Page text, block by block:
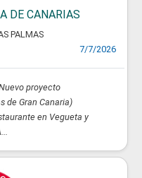
DE CANARIAS
PALMAS
7/7/2026
proyecto
de Gran Canaria)
en Vegueta y